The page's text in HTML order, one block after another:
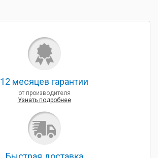
12 месяцев гарантии
от производителя
Узнать подробнее